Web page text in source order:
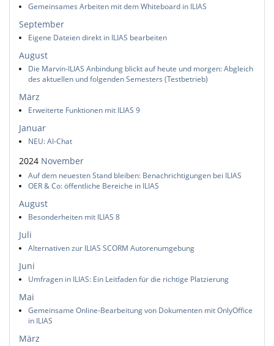
Gemeinsames Arbeiten mit dem Whiteboard in ILIAS
September
Eigene Dateien direkt in ILIAS bearbeiten
August
Die Marvin-ILIAS Anbindung blickt auf heute und morgen: Abgleich
des aktuellen und folgenden Semesters (Testbetrieb)
März
Erweiterte Funktionen mit ILIAS 9
Januar
NEU: AI-Chat
2024 November
Auf dem neuesten Stand bleiben: Benachrichtigungen bei ILIAS
OER & Co: öffentliche Bereiche in ILIAS
August
Besonderheiten mit ILIAS 8
Juli
Alternativen zur ILIAS SCORM Autorenumgebung
Juni
Umfragen in ILIAS: Ein Leitfaden für die richtige Platzierung
Mai
Gemeinsame Online-Bearbeitung von Dokumenten mit OnlyOffice
in ILIAS
März